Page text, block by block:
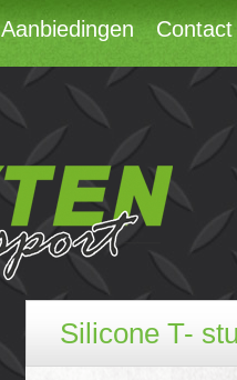
Aanbiedingen Contact
Silicone T-